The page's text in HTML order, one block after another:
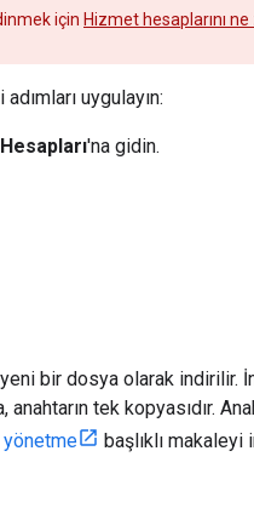
için Hizmet hesaplarını
uygulayın:
'na gidin.
bir dosya olarak indirilir.
tek kopyasıdır.
yönetme
başlıklı makaleyi